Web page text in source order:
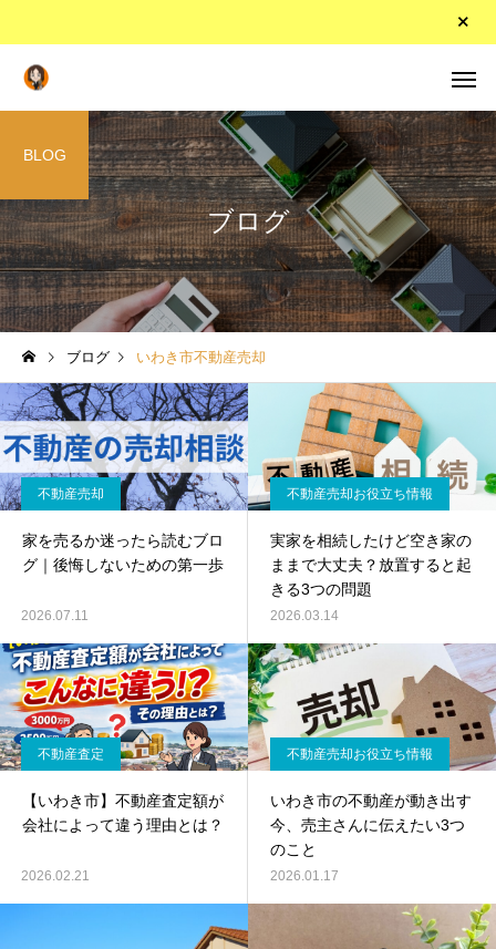
ブログ
BLOG
ブログ いわき市不動産売却
不動産売却
家を売るか迷ったら読むブロ
グ｜後悔しないための第一歩
2026.07.11
不動産売却お役立ち情報
実家を相続したけど空き家の
ままで大丈夫？放置すると起
きる3つの問題
2026.03.14
不動産査定
【いわき市】不動産査定額が
会社によって違う理由とは？
2026.02.21
不動産売却お役立ち情報
いわき市の不動産が動き出す
今、売主さんに伝えたい3つ
のこと
2026.01.17